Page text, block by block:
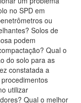
no SPD em
ou
Solos de
podem
Qual o
do solo para as
constatada a
utilizar
Qual o melhor